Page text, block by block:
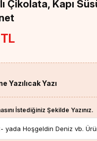
Çikolata, Kapı
Yazılıcak Yazı
İstediğiniz Şekilde Yazınız.